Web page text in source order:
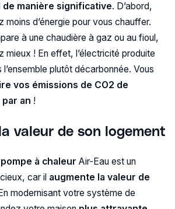
manière significative. D’abord,
moins d’énergie pour vous chauffer.
à une chaudière à gaz ou au fioul,
mieux ! En effet, l’électricité produite
plutôt décarbonnée. Vous
vos émissions de CO2 de
an !
valeur de son logement
pompe à chaleur Air-Eau est un
car il augmente la valeur de
modernisant votre système de